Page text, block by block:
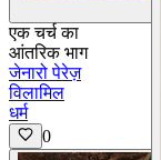
एक चर्च का
आंतरिक भाग
जेनारो पेरेज़
विलामिल
धर्म
0